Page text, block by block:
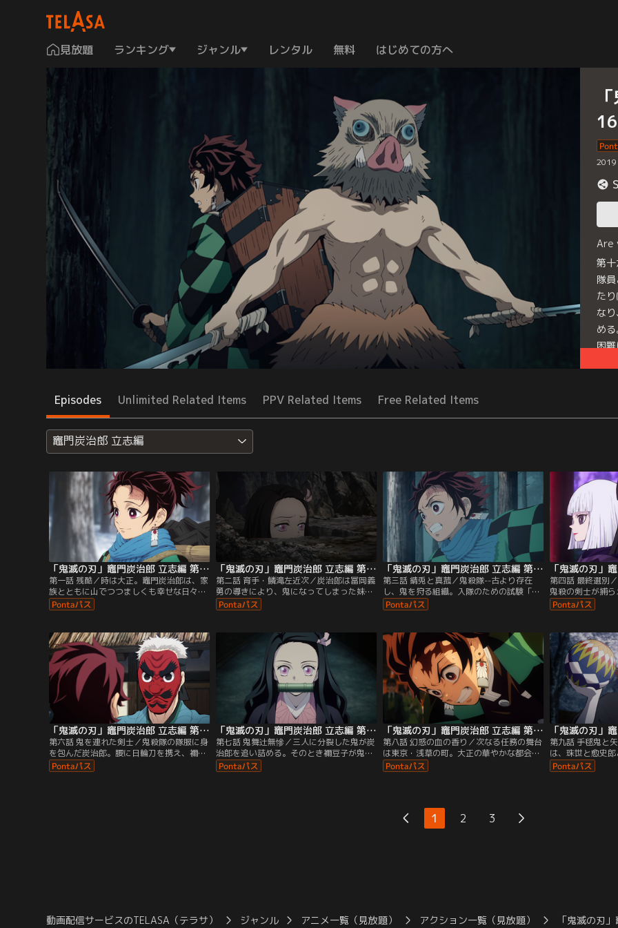
見放題 ランキング ジャンル レンタル 無料 はじめての方へ
2019
Are
第
隊
た
な
め
困
Episodes Unlimited Related Items PPV Related Items Free Related Items
竈門炭治郎 立志編
「鬼滅の刃」竈門炭治郎 立志編 第01話
第一話 残酷／時は大正。竈門炭治郎は、家
族とともに山でつつましくも幸せな日々を
おくっていた。ある日、町で炭を売りに出
かけた炭治郎が山に戻ると、家族は鬼に襲
一命をとりとめていた妹・禰豆子を救うべ
く、降りしきる雪の中背中に背負い必死に
雪山を下りる炭治郎。※2019年放送のテレ
ビシリーズになります。
「鬼滅の刃」竈門炭治郎 立志編 第02話
第二話 育手・鱗滝左近次／炭治郎は冨岡義
勇の導きにより、鬼になってしまった妹・
禰豆子とともに狭霧山を目指す。夜の道
中、炭治郎はお堂から血の匂いを嗅ぎつけ
と駆け寄ると、なんとそこにいたのは、人
を喰らう鬼。突如、鬼に襲われた炭治郎
は、斧でなんとか応戦するが…。※2019年
放送のテレビシリーズになります。
「鬼滅の刃」竈門炭治郎 立志編 第03話
第三話 錆兎と真菰／鬼殺隊--古より存在
し、鬼を狩る組織。入隊のための試験「最
終選別」に向けて、鱗滝左近次による炭治
郎の訓練が始まった。様々な罠が張り巡ら
て呼吸法……。狭霧山に来て一年、鱗滝は
「もう教えることはない」と炭治郎へ言い
放ち、巨大な岩の前で…。※2019年放送の
テレビシリーズになります。
第四話 最終選別
鬼殺の剣士が捕
れている藤襲山
こと。若き剣士
で身につけた呼
ていく。二年に
った。しかし、
※2019年放送の
す。
「鬼滅の刃」竈門炭治郎 立志編 第06話
第六話 鬼を連れた剣士／鬼殺隊の隊服に身
を包んだ炭治郎。腰に日輪刀を携え、禰豆
子が入った鱗滝特製の木箱を背負い、鬼殺
隊の初任務として毎夜少女が失踪している
「鬼滅の刃」竈門炭治郎 立志編 第07話
第七話 鬼舞辻無慘／三人に分裂した鬼が炭
治郎を追い詰める。そのとき禰豆子が鬼に
襲い掛かった。鬼になってしまった妹は守
らなければいけないほど弱い存在ではない-
「鬼滅の刃」竈門炭治郎 立志編 第08話
第八話 幻惑の血の香り／次なる任務の舞台
は東京・浅草の町。大正の華やかな都会の
街並みに戸惑う炭治郎だったが、そこで鬼
の匂いを嗅ぎつける。匂いを追った先で出
う人間を鬼に変え、町を混乱に陥れる。
※2019年放送のテレビシリーズになりま
第九話 手毬鬼と
は、珠世と愈史
炭治郎たちを、“
へといざなう。
1 2 3
動画配信サービスのTELASA（テラサ） ジャンル アニメ一覧（見放題） アクション一覧（見放題） 「鬼滅の刃